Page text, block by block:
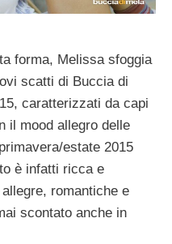
forma, Melissa sfoggia
scatti di Buccia di
caratterizzati da capi
il mood allegro delle
estate 2015
è infatti ricca e
romantiche e
scontato anche in